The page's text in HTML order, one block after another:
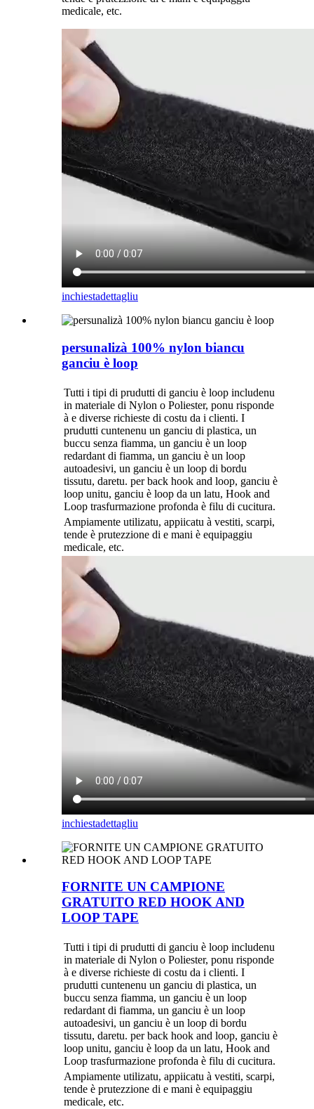
medicale, etc.
inchiestadettagliu
persunalizà 100% nylon biancu
ganciu è loop
Tutti i tipi di prudutti di ganciu è loop includenu
in materiale di Nylon o Poliester, ponu risponde
à e diverse richieste di costu da i clienti. I
prudutti cuntenenu un ganciu di plastica, un
buccu senza fiamma, un ganciu è un loop
redardant di fiamma, un ganciu è un loop
autoadesivi, un ganciu è un loop di bordu
tissutu, daretu. per back hook and loop, ganciu è
loop unitu, ganciu è loop da un latu, Hook and
Loop trasfurmazione profonda è filu di cucitura.
Ampiamente utilizatu, appiicatu à vestiti, scarpi,
tende è prutezzione di e mani è equipaggiu
medicale, etc.
inchiestadettagliu
FORNITE UN CAMPIONE
GRATUITO RED HOOK AND
LOOP TAPE
Tutti i tipi di prudutti di ganciu è loop includenu
in materiale di Nylon o Poliester, ponu risponde
à e diverse richieste di costu da i clienti. I
prudutti cuntenenu un ganciu di plastica, un
buccu senza fiamma, un ganciu è un loop
redardant di fiamma, un ganciu è un loop
autoadesivi, un ganciu è un loop di bordu
tissutu, daretu. per back hook and loop, ganciu è
loop unitu, ganciu è loop da un latu, Hook and
Loop trasfurmazione profonda è filu di cucitura.
Ampiamente utilizatu, appiicatu à vestiti, scarpi,
tende è prutezzione di e mani è equipaggiu
medicale, etc.